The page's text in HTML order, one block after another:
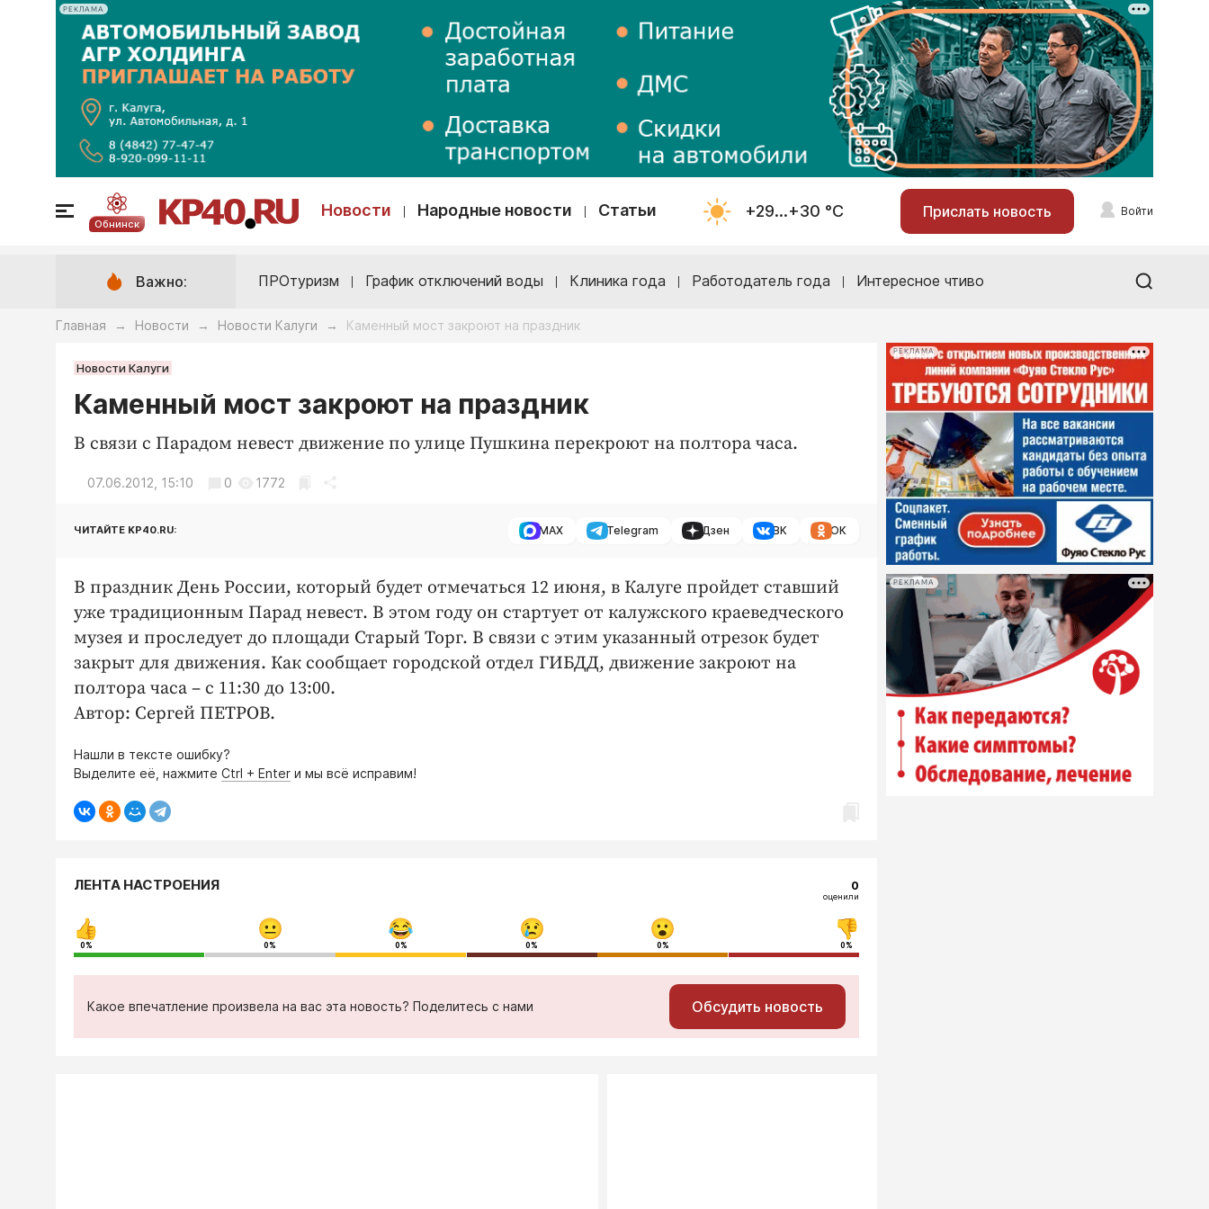
РЕКЛАМА
Обнинск
Новости Народные новости Статьи +29...+30 °С Прислать новость Войти
Важно: ПРОтуризм График отключений воды Клиника года Работодатель года Интересное чтиво
Главная → Новости → Новости Калуги → Каменный мост закроют на праздник
Новости Калуги
Каменный мост закроют на праздник
В связи с Парадом невест движение по улице Пушкина перекроют на полтора часа.
07.06.2012, 15:10 0 1772
ЧИТАЙТЕ KP40.RU: MAX Telegram Дзен ВК ОК
В праздник День России, который будет отмечаться 12 июня, в Калуге пройдет ставший
уже традиционным Парад невест. В этом году он стартует от калужского краеведческого
музея и проследует до площади Старый Торг. В связи с этим указанный отрезок будет
закрыт для движения. Как сообщает городской отдел ГИБДД, движение закроют на
полтора часа – с 11:30 до 13:00.
Автор: Сергей ПЕТРОВ.
Нашли в тексте ошибку?
Выделите её, нажмите Ctrl + Enter и мы всё исправим!
РЕКЛАМА
РЕКЛАМА
ЛЕНТА НАСТРОЕНИЯ 0
оценили
0% 0% 0% 0% 0% 0%
Какое впечатление произвела на вас эта новость? Поделитесь с нами Обсудить новость